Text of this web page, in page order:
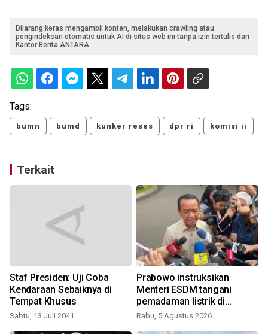
Dilarang keras mengambil konten, melakukan crawling atau
pengindeksan otomatis untuk AI di situs web ini tanpa izin tertulis dari
Kantor Berita ANTARA.
Tags:
bumn bumd kunker reses dpr ri komisi ii
Terkait
Staf Presiden: Uji Coba
Kendaraan Sebaiknya di
Tempat Khusus
Sabtu, 13 Juli 2041
Prabowo instruksikan
Menteri ESDM tangani
pemadaman listrik di
Kalimantan
Rabu, 5 Agustus 2026